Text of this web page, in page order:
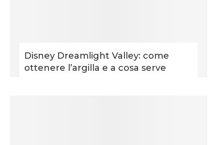
Disney Dreamlight Valley: come
ottenere l’argilla e a cosa serve